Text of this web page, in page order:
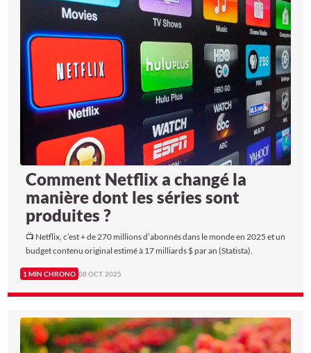
Comment Netflix a changé la
manière dont les séries sont
produites ?
📺 Netflix, c’est + de 270 millions d’abonnés dans le monde en 2025 et un
budget contenu original estimé à 17 milliards $ par an (Statista).
1 MIN CHRONO 08 OCT. 2025